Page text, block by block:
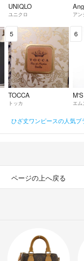
日時指定の再配達機能がご
メントしたところ相手が勘
にもかかわらず値下げ交
数時間経っても応答がなか
削除しました。価格を訂正
認が出来なかったと嘘もつ
すみませんがブロック対象
UNIQLO
ユニクロ アン
5
TOCCA
トッカ
6
エム
ひざ丈ワンピースの人気ブ
ページの上へ戻る